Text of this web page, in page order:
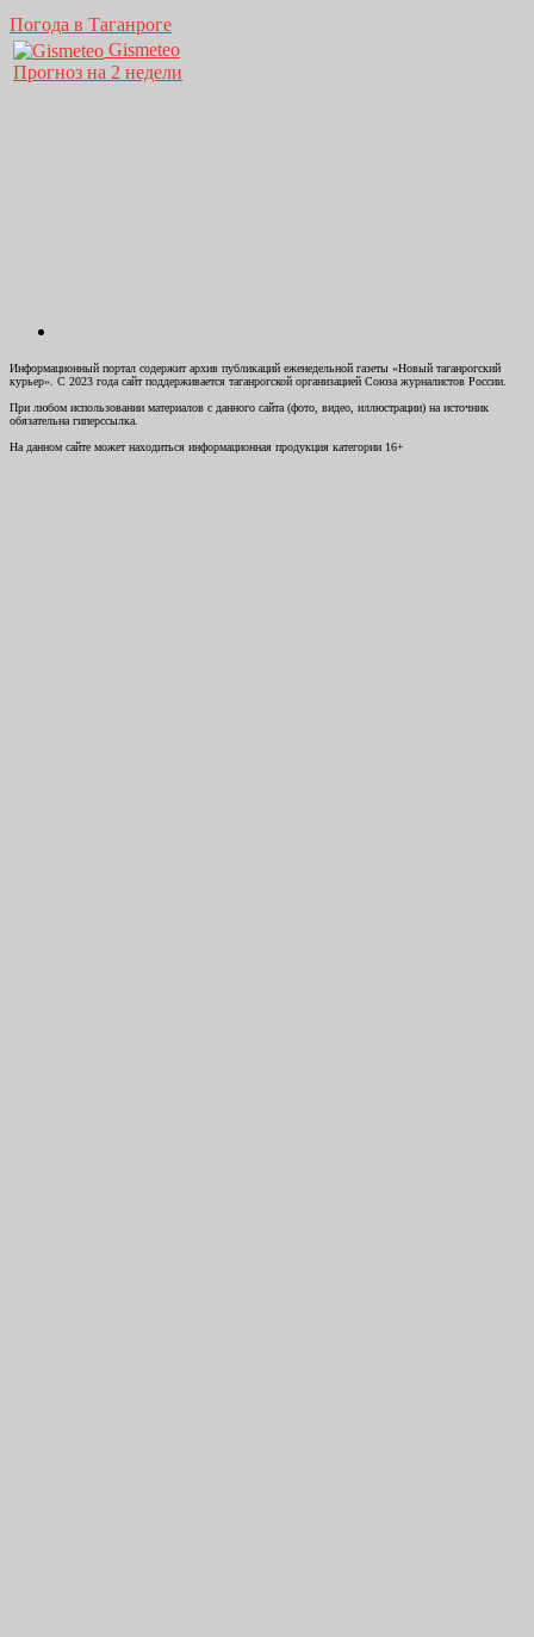
Погода в Таганроге
Gismeteo
Прогноз на 2 недели
Информационный портал содержит архив публикаций еженедельной газеты «Новый таганрогский
курьер». С 2023 года сайт поддерживается таганрогской организацией Союза журналистов России.
При любом использовании материалов с данного сайта (фото, видео, иллюстрации) на источник
обязательна гиперссылка.
На данном сайте может находиться информационная продукция категории 16+